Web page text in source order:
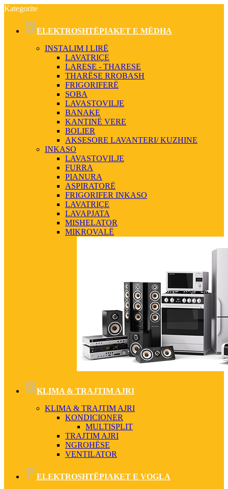
Kategorite
ELEKTROSHTËPIAKET E MËDHA
INSTALIM I LIRË
LAVATRIÇE
LARESE - THARESE
THARËSE RROBASH
FRIGORIFERË
SOBA
LAVASTOVILJE
BANAKE
KANTINË VERE
BOLIER
AKSESORE LAVANTERI/ KUZHINE
INKASO
LAVASTOVILJE
FURRA
PIANURA
ASPIRATORË
FRIGORIFER INKASO
LAVATRIÇE
LAVAPJATA
MISHELATOR
MIKROVALË
KLIMA & TRAJTIM AJRI
KLIMA & TRAJTIM AJRI
KONDICIONER
MULTISPLIT
TRAJTIM AJRI
NGROHËSE
VENTILATOR
ELEKTROSHTËPIAKET E VOGLA